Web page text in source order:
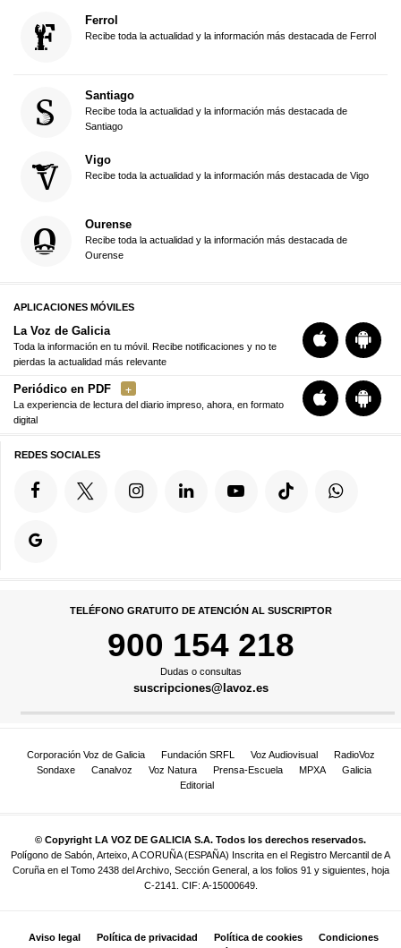
Ferrol
Recibe toda la actualidad y la información más destacada de Ferrol
Santiago
Recibe toda la actualidad y la información más destacada de
Santiago
Vigo
Recibe toda la actualidad y la información más destacada de Vigo
Ourense
Recibe toda la actualidad y la información más destacada de
Ourense
APLICACIONES MÓVILES
La Voz de Galicia
Toda la información en tu móvil. Recibe notificaciones y no te
pierdas la actualidad más relevante
Periódico en PDF
La experiencia de lectura del diario impreso, ahora, en formato
digital
REDES SOCIALES
TELÉFONO GRATUITO DE ATENCIÓN AL SUSCRIPTOR
900 154 218
Dudas o consultas
suscripciones@lavoz.es
Corporación Voz de Galicia Fundación SRFL Voz Audiovisual
RadioVoz
Sondaxe
Canalvoz Voz Natura Prensa-Escuela MPXA
Galicia
Editorial
© Copyright LA VOZ DE GALICIA S.A. Todos los derechos reservados.
Polígono de Sabón, Arteixo, A CORUÑA (ESPAÑA) Inscrita en el Registro Mercantil de A
Coruña en el Tomo 2438 del Archivo, Sección General, a los folios 91 y siguientes, hoja
C-2141. CIF: A-15000649.
Aviso legal Política de privacidad Política de cookies
Condiciones